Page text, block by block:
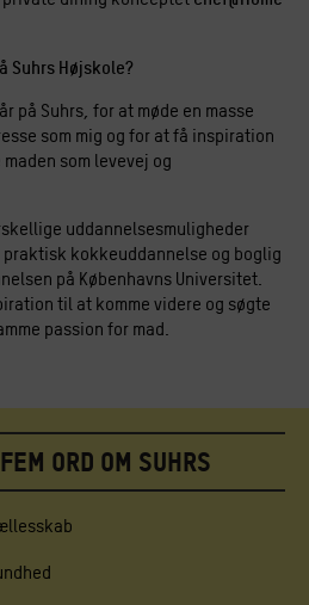
Suhrs Højskole?
på Suhrs, for at møde en masse
som mig og for at få inspiration
som levevej og
uddannelsesmuligheder
kokkeuddannelse og boglig
på Københavns Universitet.
til at komme videre og søgte
passion for mad.
ord om suhrs